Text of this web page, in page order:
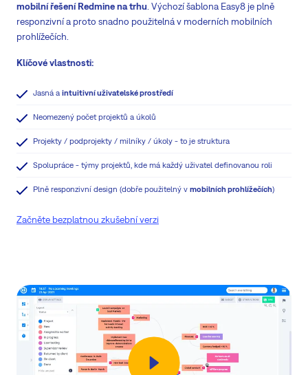
mobilní řešení Redmine na trhu . Výchozí šablona Easy8 je plně
responzivní a proto snadno použitelná v moderních mobilních
prohlížečích.
Klíčové vlastnosti:
Jasná a intuitivní uživatelské prostředí
Neomezený počet projektů a úkolů
Projekty / podprojekty / milníky / úkoly - to je struktura
Spolupráce - týmy projektů, kde má každý uživatel definovanou roli
Plně responzivní design (dobře použitelný v mobilních prohlížečích)
Začněte bezplatnou zkušební verzi